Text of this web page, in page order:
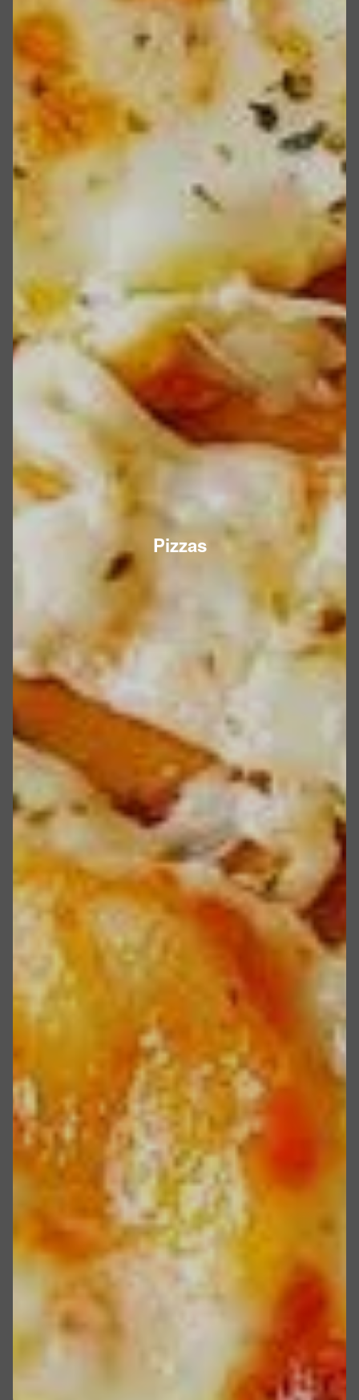
Pizzas